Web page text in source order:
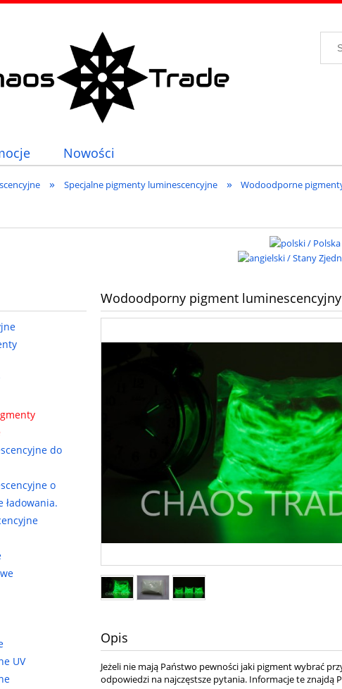
Nowości
» Specjalne pigmenty luminescencyjne » Wodoodporne
do
o
ładowania.
UV
Wodoodporny pigment luminescencyjny
Opis
Jeżeli nie mają Państwo pewności jaki pigment wybrać
odpowiedzi na najczęstsze pytania. Informacje te znajdą